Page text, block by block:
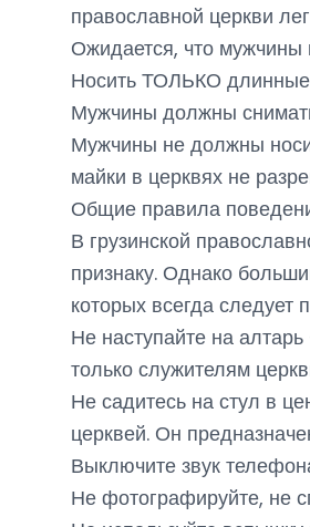
православной церкви
Ожидается, что мужчины
Носить ТОЛЬКО
Мужчины должны
Мужчины не должны
майки в церквях не
Общие правила
В грузинской
признаку. Однако
которых всегда следует
Не наступайте на
только служителям
Не садитесь на стул в
церквей. Он
Выключите звук
Не фотографируйте, не